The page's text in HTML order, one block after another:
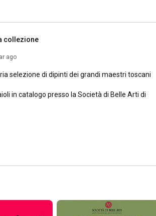
collezione
ago
selezione di dipinti dei grandi maestri toscani
in catalogo presso la Società di Belle Arti di